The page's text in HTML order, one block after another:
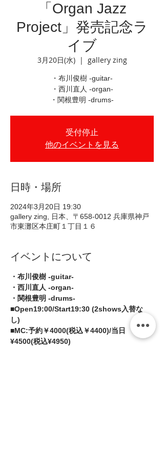
「Organ Jazz
Project」発売記念ラ
イブ
3月20日(水)
  |
gallery zing
・布川俊樹 -guitar-
・西川直人 -organ-
・関根豊明 -drums-
受付停止
他のイベントを見る
日時・場所
2024年3月20日 19:30
gallery zing, 日本、〒658-0012 兵庫県神戸
市東灘区本庄町１丁目１６
イベントについて
・布川俊樹 -guitar-
・西川直人 -organ-
・関根豊明 -drums-
■Open19:00/Start19:30 (2shows入替な
し)
■MC:予約￥4000(税込￥4400)/当日
¥4500(税込¥4950)